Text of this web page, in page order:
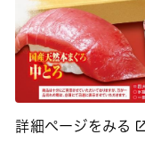
詳細ページをみる